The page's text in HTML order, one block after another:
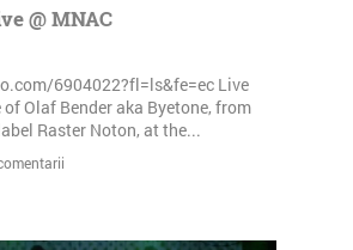
@ MNAC
6904022?fl=ls&fe=ec Live
Olaf Bender aka Byetone, from
Raster Noton, at the...